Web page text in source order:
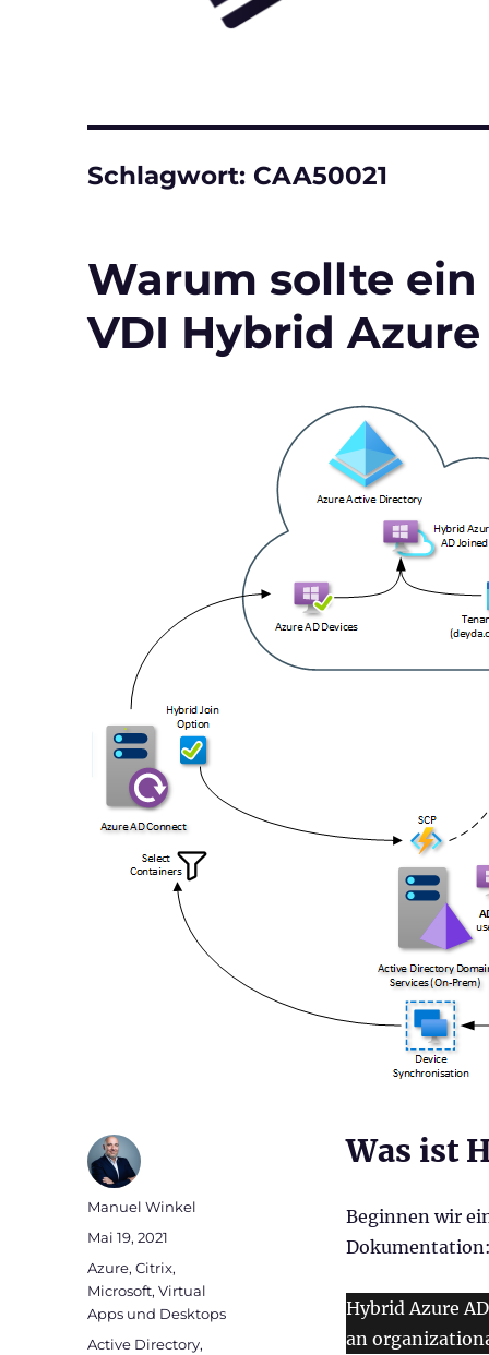
Schlagwort: CAA50021
Warum sollte ein
VDI Hybrid
Was ist
Beginnen wir
Dokumentation:
Hybrid Azure
an
Autor
Manuel Winkel
Veröffentlicht
Mai 19, 2021
Kategorien
Azure,Citrix,
Microsoft,Virtual
Apps und Desktops
Schlagwörter
Active Directory,